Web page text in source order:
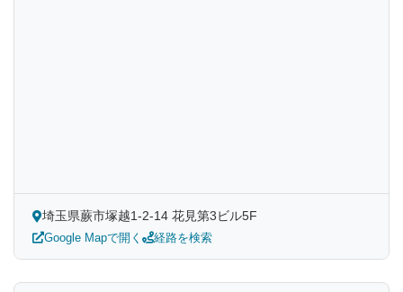
埼玉県蕨市塚越1-2-14 花見第3ビル5F
Google Mapで開く 経路を検索